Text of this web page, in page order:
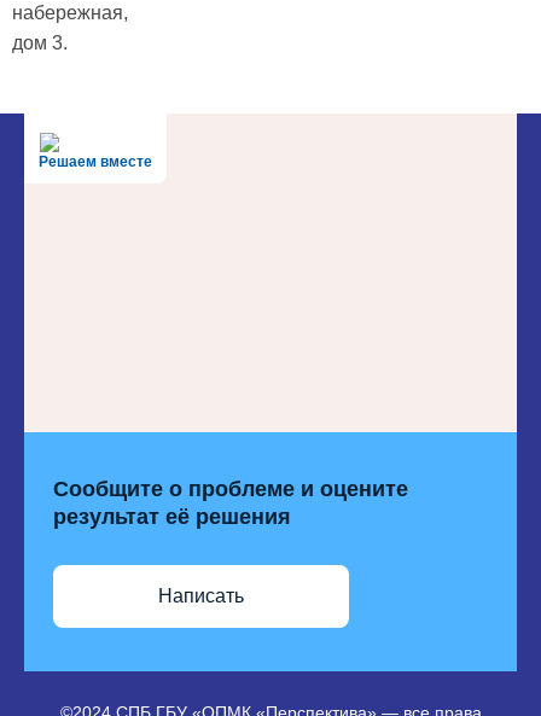
набережная,
дом 3.
Решаем вместе
Сообщите о проблеме и оцените
результат её решения
Написать
©2024 СПБ ГБУ «ОПМК «Перспектива» — все права